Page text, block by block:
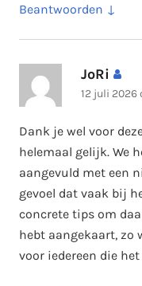
Beantwoorden
JoRi
12 juli 2026
Dank je wel voor
helemaal gelijk. We
aangevuld met een
gevoel dat vaak bij
concrete tips om
hebt aangekaart, zo
voor iedereen die het